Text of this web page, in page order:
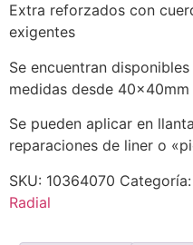
Extra reforzados con
exigentes
Se encuentran
medidas desde
Se pueden aplicar en
reparaciones de liner o
SKU: 10364070 Categoría:
Radial